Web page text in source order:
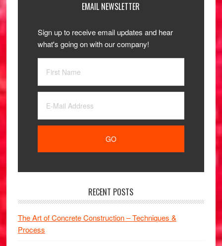
EMAIL NEWSLETTER
Sign up to receive email updates and hear
what's going on with our company!
RECENT POSTS
The Art of Concrete Construction – Techniques &
Process